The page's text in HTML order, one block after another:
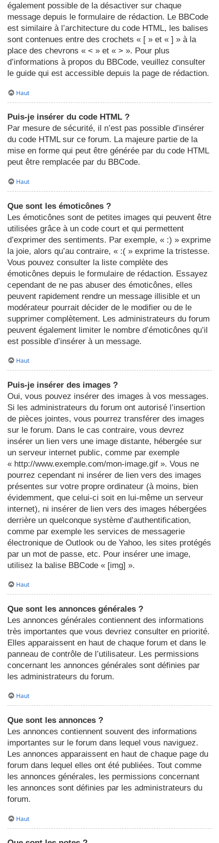
également possible de la désactiver sur chaque
message depuis le formulaire de rédaction. Le BBCode
est similaire à l’architecture du code HTML, les balises
sont contenues entre des crochets « [ » et « ] » à la
place des chevrons « < » et « > ». Pour plus
d’informations à propos du BBCode, veuillez consulter
le guide qui est accessible depuis la page de rédaction.
Haut
Puis-je insérer du code HTML ?
Par mesure de sécurité, il n’est pas possible d’insérer
du code HTML sur ce forum. La majeure partie de la
mise en forme qui peut être générée par du code HTML
peut être remplacée par du BBCode.
Haut
Que sont les émoticônes ?
Les émoticônes sont de petites images qui peuvent être
utilisées grâce à un code court et qui permettent
d’exprimer des sentiments. Par exemple, « :) » exprime
la joie, alors qu’au contraire, « :( » exprime la tristesse.
Vous pouvez consulter la liste complète des
émoticônes depuis le formulaire de rédaction. Essayez
cependant de ne pas abuser des émoticônes, elles
peuvent rapidement rendre un message illisible et un
modérateur pourrait décider de le modifier ou de le
supprimer complètement. Les administrateurs du forum
peuvent également limiter le nombre d’émoticônes qu’il
est possible d’insérer à un message.
Haut
Puis-je insérer des images ?
Oui, vous pouvez insérer des images à vos messages.
Si les administrateurs du forum ont autorisé l’insertion
de pièces jointes, vous pourrez transférer des images
sur le forum. Dans le cas contraire, vous devrez
insérer un lien vers une image distante, hébergée sur
un serveur internet public, comme par exemple
« http://www.exemple.com/mon-image.gif ». Vous ne
pourrez cependant ni insérer de lien vers des images
présentes sur votre propre ordinateur (à moins, bien
évidemment, que celui-ci soit en lui-même un serveur
internet), ni insérer de lien vers des images hébergées
derrière un quelconque système d’authentification,
comme par exemple les services de messagerie
électronique de Outlook ou de Yahoo, les sites protégés
par un mot de passe, etc. Pour insérer une image,
utilisez la balise BBCode « [img] ».
Haut
Que sont les annonces générales ?
Les annonces générales contiennent des informations
très importantes que vous devriez consulter en priorité.
Elles apparaissent en haut de chaque forum et dans le
panneau de contrôle de l’utilisateur. Les permissions
concernant les annonces générales sont définies par
les administrateurs du forum.
Haut
Que sont les annonces ?
Les annonces contiennent souvent des informations
importantes sur le forum dans lequel vous naviguez.
Les annonces apparaissent en haut de chaque page du
forum dans lequel elles ont été publiées. Tout comme
les annonces générales, les permissions concernant
les annonces sont définies par les administrateurs du
forum.
Haut